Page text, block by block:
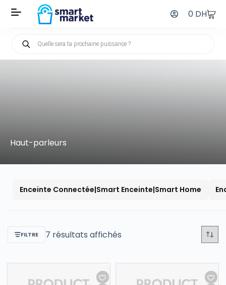
0 DH
Haut-parleurs
Enceinte Connectée|Smart Enceinte|Smart Home
FILTRE 7 résultats affichés